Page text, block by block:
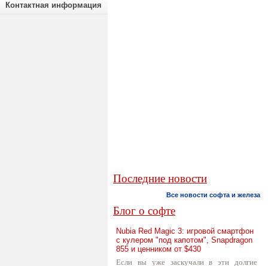
Контактная информация
Последние новости
Все новости софта и железа
Блог о софте
Nubia Red Magic 3: игровой смартфон
с кулером "под капотом", Snapdragon
855 и ценником от $430
Если вы уже заскучали в эти долгие